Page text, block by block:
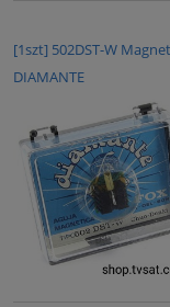
[1szt] 502DST-W
DIAMANTE